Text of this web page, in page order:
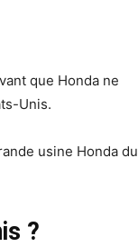
que Honda ne
Unis.
usine Honda du
?